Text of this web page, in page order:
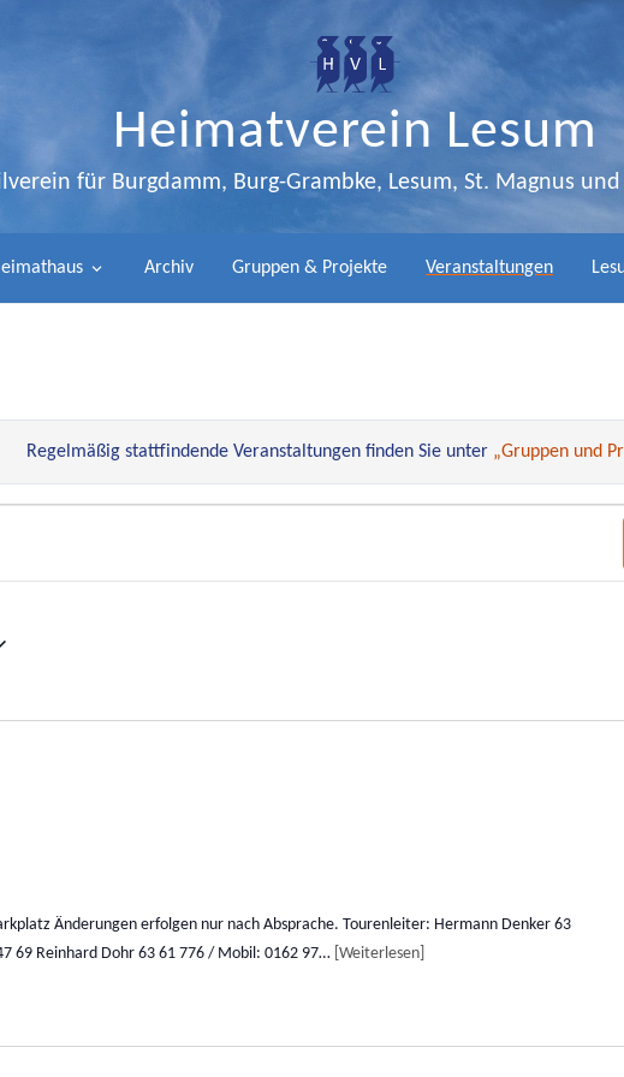
Heimatverein Lesum
für Burgdamm, Burg-Grambke, Lesum, St. Magnus
Archiv Gruppen & Projekte Veranstaltungen
Regelmäßig stattfindende Veranstaltungen finden Sie unter „Gruppen und
Änderungen erfolgen nur nach Absprache. Tourenleiter: Hermann Denker 63
69 Reinhard Dohr 63 61 776 / Mobil: 0162 97… Weiterlesen